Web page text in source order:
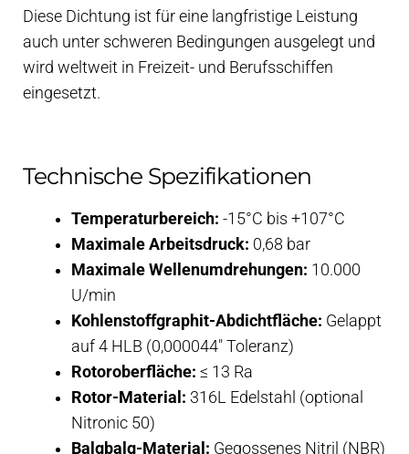
Diese Dichtung ist für eine langfristige Leistung
auch unter schweren Bedingungen ausgelegt und
wird weltweit in Freizeit- und Berufsschiffen
eingesetzt.
Technische Spezifikationen
Temperaturbereich: -15°C bis +107°C
Maximale Arbeitsdruck: 0,68 bar
Maximale Wellenumdrehungen: 10.000
U/min
Kohlenstoffgraphit-Abdichtfläche: Gelappt
auf 4 HLB (0,000044″ Toleranz)
Rotoroberfläche: ≤ 13 Ra
Rotor-Material: 316L Edelstahl (optional
Nitronic 50)
Balgbalg-Material: Gegossenes Nitril (NBR)